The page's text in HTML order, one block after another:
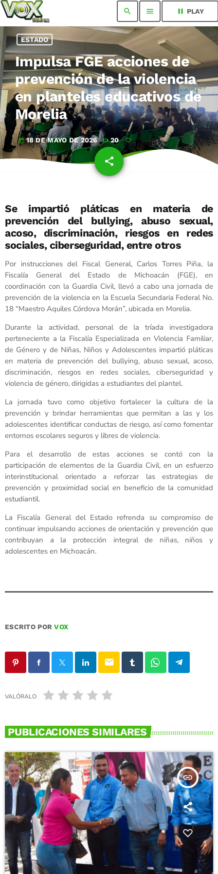
search menu pause PLAY
ESTADO
Impulsa FGE acciones de
prevención de la violencia
en planteles educativos de
Morelia
today 18 DE MAYO DE 2026 20
share
email
Se impartió pláticas en materia de
prevención del bullying, abuso sexual,
acoso, discriminación, riesgos en redes
sociales, ciberseguridad, entre otros
Por instrucciones del Fiscal General, Carlos Torres Piña, la
Fiscalía General del Estado de Michoacán (FGE), en
coordinación con la Guardia Civil, llevó a cabo una jornada de
prevención de la violencia en la Escuela Secundaria Federal No.
18 “Maestro Aquiles Córdova Morán”, ubicada en Morelia.
Durante la actividad, personal de la tríada investigadora
perteneciente a la Fiscalía Especializada en Violencia Familiar,
de Género y de Niñas, Niños y Adolescentes impartió pláticas
en materia de prevención del bullying, abuso sexual, acoso,
discriminación, riesgos en redes sociales, ciberseguridad y
violencia de género, dirigidas a estudiantes del plantel.
La jornada tuvo como objetivo fortalecer la cultura de la
prevención y brindar herramientas que permitan a las y los
adolescentes identificar conductas de riesgo, así como fomentar
entornos escolares seguros y libres de violencia.
Para el desarrollo de estas acciones se contó con la
participación de elementos de la Guardia Civil, en un esfuerzo
interinstitucional orientado a reforzar las estrategias de
prevención y proximidad social en beneficio de la comunidad
estudiantil.
La Fiscalía General del Estado refrenda su compromiso de
continuar impulsando acciones de orientación y prevención que
contribuyan a la protección integral de niñas, niños y
adolescentes en Michoacán.
ESCRITO PORVOX
email
VALÓRALO
PUBLICACIONES SIMILARES
insert_link